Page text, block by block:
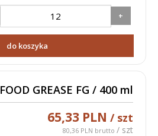
+
do koszyka
FOOD GREASE FG / 400 ml
65,33 PLN/ szt
80,36 PLN brutto/ szt